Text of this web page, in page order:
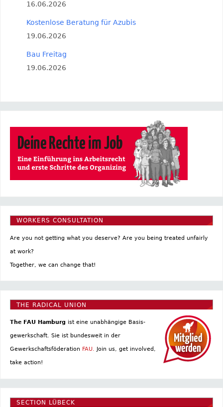
16.06.2026
Kostenlose Beratung für Azubis
19.06.2026
Bau Freitag
19.06.2026
WORKERS CONSULTATION
Are you not getting what you deserve? Are you being treated unfairly
at work?
Together, we can change that!
THE RADICAL UNION
The FAU Hamburg ist eine un­abhängige Basis­
gewerkschaft. Sie ist bundesweit in der
Gewerkschaftsföderation FAU. Join us, get involved,
take action!
SECTION LÜBECK